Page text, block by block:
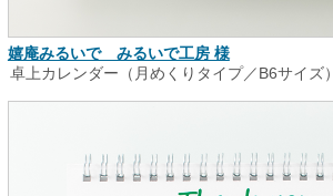
嬉庵みるいで みるいで工房 様
卓上カレンダー（月めくりタイプ／B6サイズ）